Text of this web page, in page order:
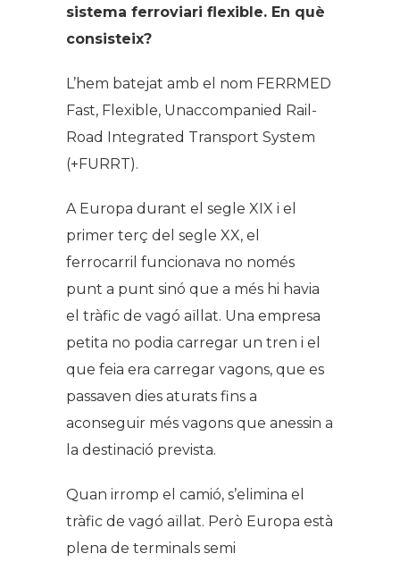
sistema ferroviari flexible. En què
consisteix?
L’hem batejat amb el nom FERRMED
Fast, Flexible, Unaccompanied Rail-
Road Integrated Transport System
(+FURRT).
A Europa durant el segle XIX i el
primer terç del segle XX, el
ferrocarril funcionava no només
punt a punt sinó que a més hi havia
el tràfic de vagó aïllat. Una empresa
petita no podia carregar un tren i el
que feia era carregar vagons, que es
passaven dies aturats fins a
aconseguir més vagons que anessin a
la destinació prevista.
Quan irromp el camió, s’elimina el
tràfic de vagó aïllat. Però Europa està
plena de terminals semi